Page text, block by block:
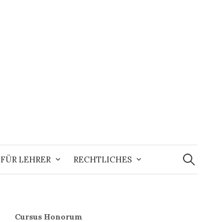
FÜR LEHRER RECHTLICHES
Suchen
nach:
Cursus Honorum